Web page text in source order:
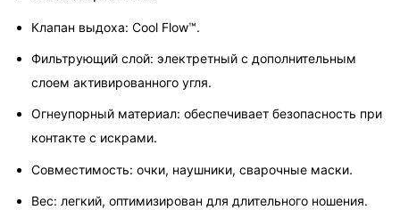
Клапан выдоха: Cool Flow™.
Фильтрующий слой: электретный с дополнительным
слоем активированного угля.
Огнеупорный материал: обеспечивает безопасность при
контакте с искрами.
Совместимость: очки, наушники, сварочные маски.
Вес: легкий, оптимизирован для длительного ношения.